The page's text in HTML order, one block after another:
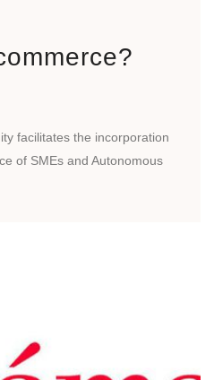
facilitates the incorporation
of SMEs and Autonomous